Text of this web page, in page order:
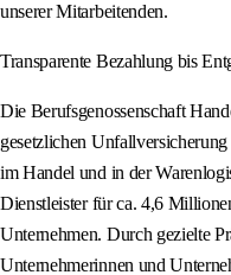
unserer Mitarbeitenden.
Transparente Bezahlung bis
Die Berufsgenossenschaft
gesetzlichen
im Handel und in der
Dienstleister für ca. 4,6
Unternehmen. Durch gezielte
Unternehmerinnen und